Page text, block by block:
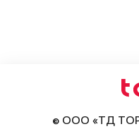
© ООО «ТД